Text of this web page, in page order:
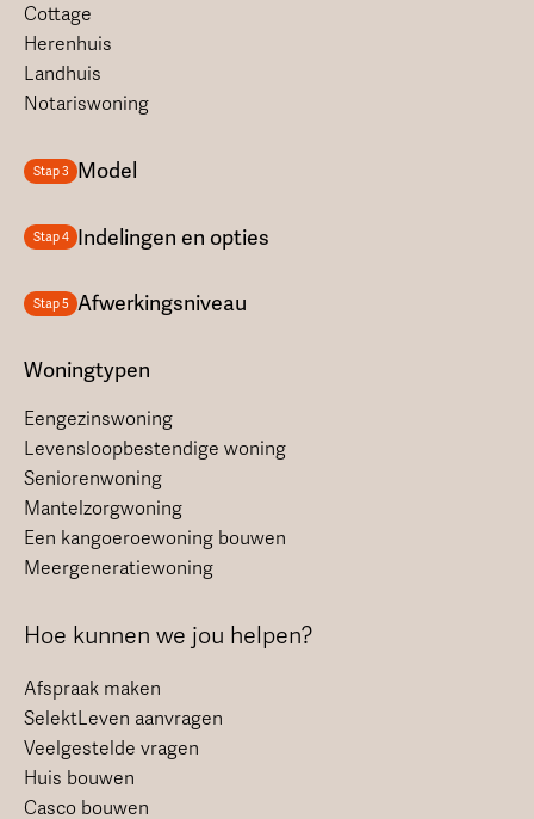
Cottage
Herenhuis
Landhuis
Notariswoning
Stap 3 Model
Stap 4 Indelingen en opties
Stap 5 Afwerkingsniveau
Woningtypen
Eengezinswoning
Levensloopbestendige woning
Seniorenwoning
Mantelzorgwoning
Een kangoeroewoning bouwen
Meergeneratiewoning
Hoe kunnen we jou helpen?
Afspraak maken
SelektLeven aanvragen
Veelgestelde vragen
Huis bouwen
Casco bouwen